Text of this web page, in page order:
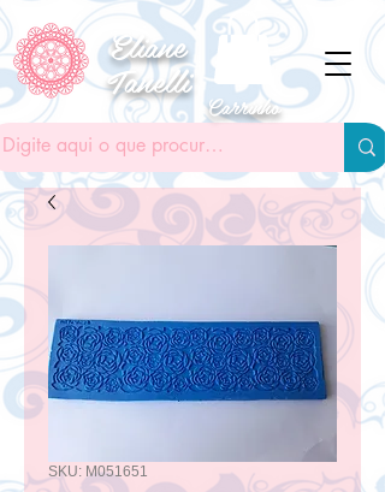
Eliane
Tanelli Carrinho
SKU: M051651